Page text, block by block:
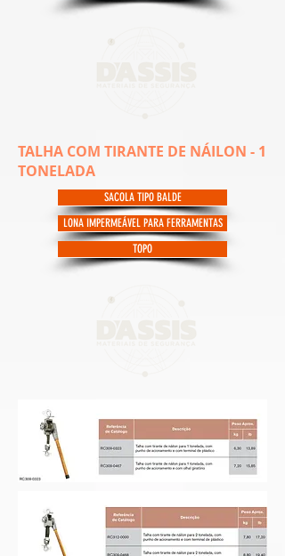
TALHA COM TIRANTE DE NÁILON - 1
TONELADA
SACOLA TIPO BALDE
LONA IMPERMEÁVEL PARA FERRAMENTAS
TOPO